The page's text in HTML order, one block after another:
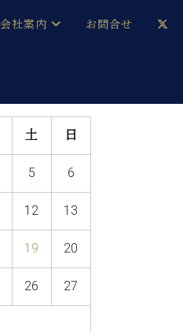
会社案内
ベヒシュタイン・ジャパンブログ
お問合せ
土 日
5 6
12 13
19 20
26 27